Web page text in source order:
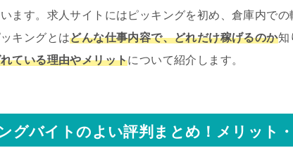
ます。求人サイトにはピッキングを初め、倉庫内で
キングとはどんな仕事内容で、どれだけ稼げるのか知
ている理由やメリットについて紹介します。
グバイトのよい評判まとめ！メリット